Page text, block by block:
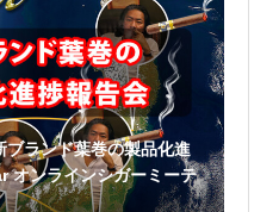
ランド葉巻の製品化進
オンラインシガーミーテ